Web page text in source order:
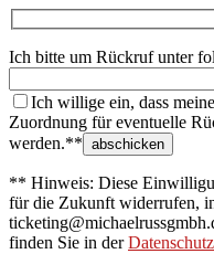
Ich bitte um Rückruf unter
Ich willige ein, dass
Zuordnung für eventuelle
werden.**
** Hinweis: Diese
für die Zukunft widerrufen,
finden Sie in der